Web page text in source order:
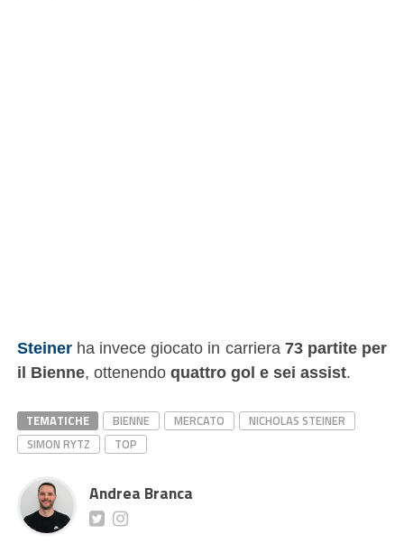
Steinerha invece giocato in carriera 73 partite per
il Bienne, ottenendo quattro gol e sei assist.
TEMATICHE BIENNE MERCATO
NICHOLAS STEINER
SIMON RYTZ
TOP
Andrea Branca